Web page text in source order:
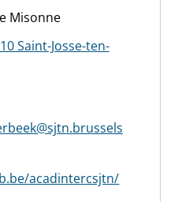
Misonne
Saint-Josse-ten-
acadintercsjtn/